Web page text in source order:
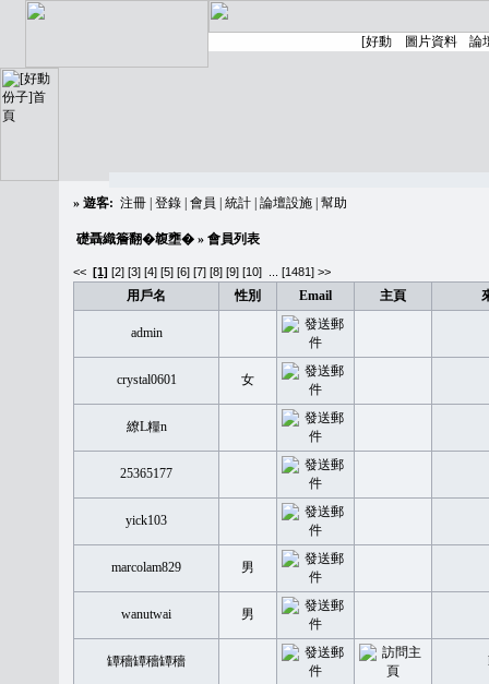
» 遊客: 注冊 登錄 會員 統計 論壇設施 幫助
礎聶織簷翻�䪖壅� » 會員列表
<< [1] [2] [3] [4] [5] [6] [7] [8] [9] [10] [1481] >>
用戶名 性別 Email 主頁
admin
crystal0601 女
繚L糧n
25365177
yick103
marcolam829 男
wanutwai 男
罈穡罈穡罈穡